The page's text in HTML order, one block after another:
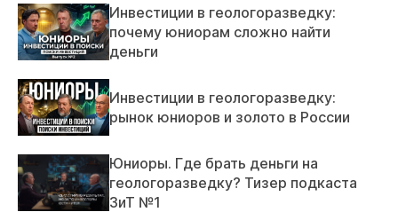
Инвестиции в геологоразведку:
почему юниорам сложно найти
деньги
Инвестиции в геологоразведку:
рынок юниоров и золото в России
Юниоры. Где брать деньги на
геологоразведку? Тизер подкаста
ЗиТ №1